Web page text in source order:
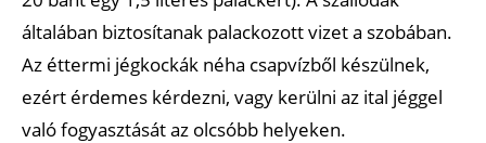
általában biztosítanak palackozott vizet a szobában.
Az éttermi jégkockák néha csapvízből készülnek,
ezért érdemes kérdezni, vagy kerülni az ital jéggel
való fogyasztását az olcsóbb helyeken.